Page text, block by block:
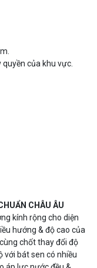
của khu vực.
CHÂU ÂU
kính rộng cho diện
hướng & độ cao của
chốt thay đổi độ
với bát sen có nhiều